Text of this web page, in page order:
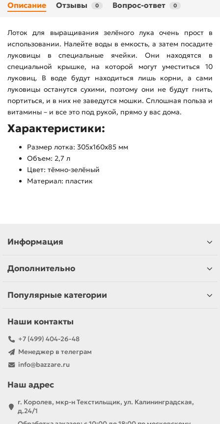
Описание Отзывы 0 Вопрос-ответ 0
Лоток для выращивания зелёного лука очень прост в
использовании. Налейте воды в емкость, а затем посадите
луковицы в специальные ячейки. Они находятся в
специальной крышке, на которой могут уместиться 10
луковиц. В воде будут находиться лишь корни, а сами
луковицы останутся сухими, поэтому они не будут гнить,
портиться, и в них не заведутся мошки. Сплошная польза и
витамины – и все это под рукой, прямо у вас дома.
Характеристики:
Размер лотка: 305х160х85 мм
Объем: 2,7 л
Цвет: тёмно-зелёный
Материал: пластик
Информация
Дополнительно
Популярные категории
Наши контакты
+7 (499) 404-26-48
Менеджер в телеграм
info@bazzare.ru
Наш адрес
г. Королев, мкр-н Текстильщик, ул. Калининградская,
д.24/1